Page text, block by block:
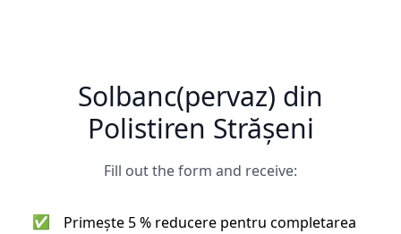
Solbanc(pervaz) din
Polistiren Strășeni
Fill out the form and receive:
✅
Primește 5 % reducere pentru completarea